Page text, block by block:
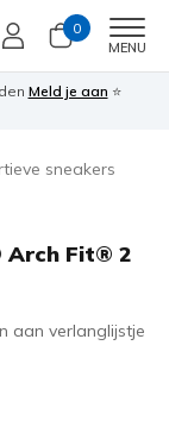
0
MENU
Meld je aan ⭐
sneakers
Arch Fit® 2
aan verlanglijstje